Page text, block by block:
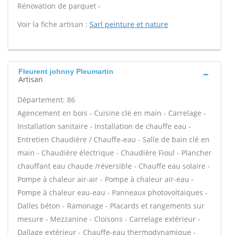
Rénovation de parquet -
Voir la fiche artisan : Sarl peinture et nature
Fleurent johnny Pleumartin
Artisan
Département: 86
Agencement en bois - Cuisine clé en main - Carrelage -
Installation sanitaire - Installation de chauffe eau -
Entretien Chaudière / Chauffe-eau - Salle de bain clé en
main - Chaudière électrique - Chaudière Fioul - Plancher
chauffant eau chaude /réversible - Chauffe eau solaire -
Pompe à chaleur air-air - Pompe à chaleur air-eau -
Pompe à chaleur eau-eau - Panneaux photovoltaïques -
Dalles béton - Ramonage - Placards et rangements sur
mesure - Mezzanine - Cloisons - Carrelage extérieur -
Dallage extérieur - Chauffe-eau thermodynamique -